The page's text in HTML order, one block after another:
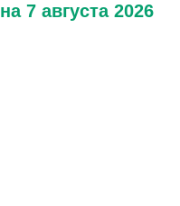
на 7 августа 2026